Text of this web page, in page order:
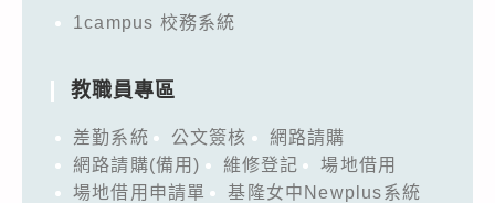
1campus 校務系統
教職員專區
差勤系統 公文簽核
網路請購
網路請購(備用)
維修登記
場地借用
場地借用申請單
基隆女中Newplus系統